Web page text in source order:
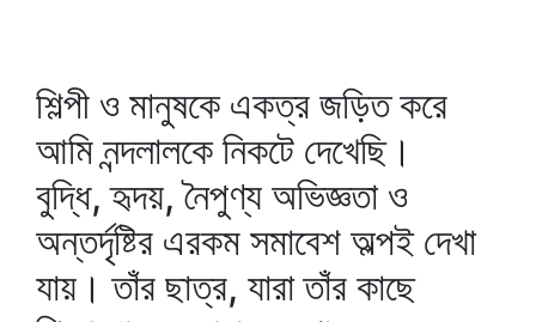
শিল্পী ও মানুষকে একত্র জড়িত করে
আমি নন্দলালকে নিকটে দেখেছি।
বুদ্ধি, হৃদয়, নৈপুণ্য অভিজ্ঞতা ও
অন্তর্দৃষ্টির এরকম সমাবেশ অল্পই দেখা
যায়। তাঁর ছাত্র, যারা তাঁর কাছে